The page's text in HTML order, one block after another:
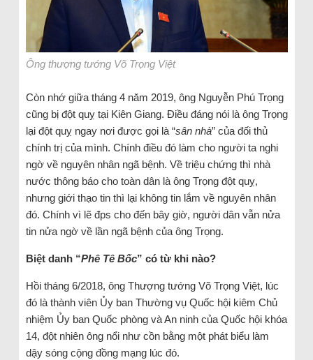
Ông thượng tướng Võ Trọng Việt
Còn nhớ giữa tháng 4 năm 2019, ông Nguyễn Phú Trọng
cũng bị đột quỵ tại Kiên Giang. Điều đáng nói là ông Trọng
lại đột quỵ ngay nơi được gọi là “sân nhà” của đối thủ
chính trị của mình. Chính điều đó làm cho người ta nghi
ngờ về nguyên nhân ngã bệnh. Về triệu chứng thì nhà
nước thông báo cho toàn dân là ông Trọng đột quỵ,
nhưng giới thạo tin thì lại không tin lắm về nguyên nhân
đó. Chính vì lẽ đps cho đến bây giờ, người dân vẫn nửa
tin nửa ngờ về lần ngã bệnh của ông Trọng.
Biệt danh “Phê Tê Bốc” có từ khi nào?
Hồi tháng 6/2018, ông Thượng tướng Võ Trọng Việt, lúc
đó là thành viên Ủy ban Thường vụ Quốc hội kiêm Chủ
nhiệm Ủy ban Quốc phòng và An ninh của Quốc hội khóa
14, đột nhiên ông nổi như cồn bằng một phát biểu làm
dậy sóng cộng đồng mạng lúc đó.